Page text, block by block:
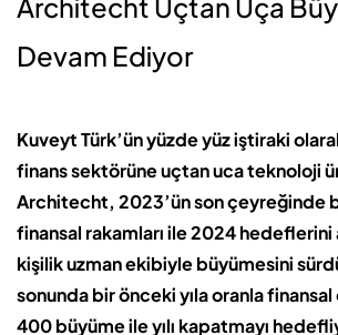
Devam Ediyor
Kuveyt Türk’ün yüzde yüz iştiraki
finans sektörüne uçtan uca teknoloji
Architecht, 2023’ün son çeyreğinde
finansal rakamları ile 2024 hedeflerini
kişilik uzman ekibiyle büyümesini
sonunda bir önceki yıla oranla
400 büyüme ile yılı kapatmayı